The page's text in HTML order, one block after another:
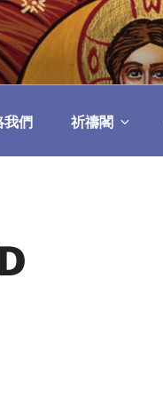
會
我們 祈禱閣